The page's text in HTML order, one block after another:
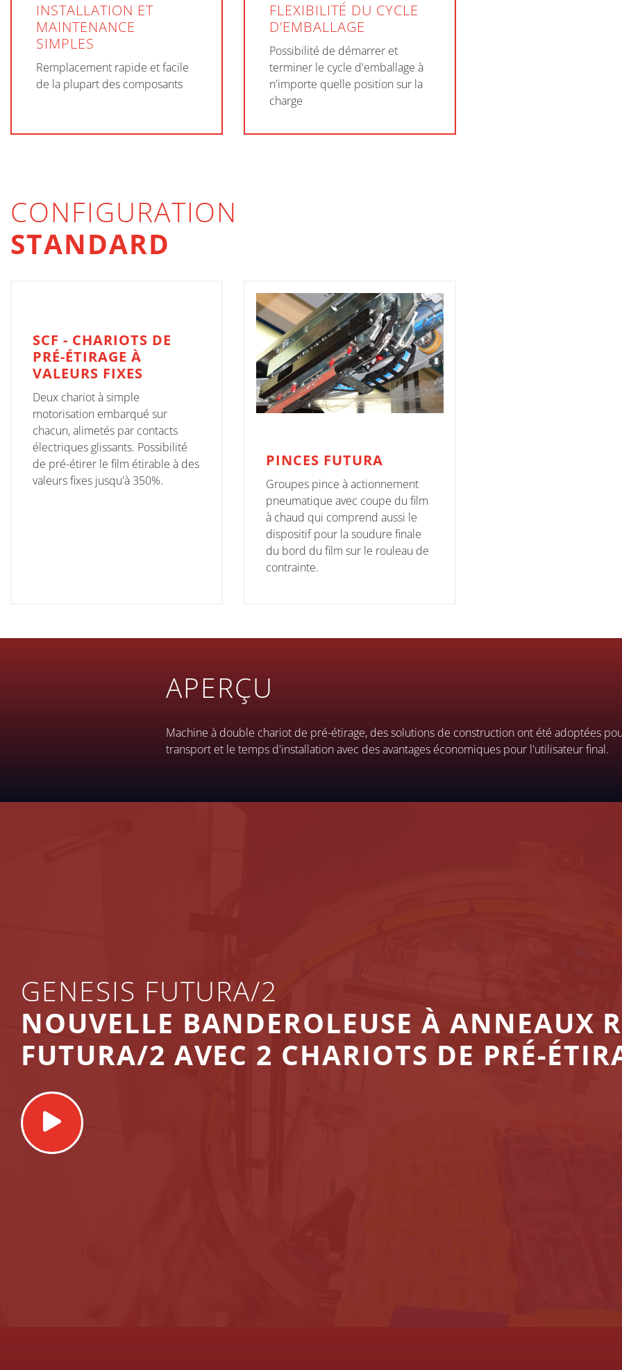
INSTALLATION ET
MAINTENANCE
SIMPLES
Remplacement rapide et facile
de la plupart des composants
FLEXIBILITÉ DU CYCLE
D’EMBALLAGE
Possibilité de démarrer et
terminer le cycle d'emballage à
n'importe quelle position sur la
charge
CONFIGURATION
STANDARD
SCF - CHARIOTS DE
PRÉ-ÉTIRAGE À
VALEURS FIXES
Deux chariot à simple
motorisation embarqué sur
chacun, alimetés par contacts
électriques glissants. Possibilité
de pré-étirer le film étirable à des
valeurs fixes jusqu'à 350%.
PINCES FUTURA
Groupes pince à actionnement
pneumatique avec coupe du film
à chaud qui comprend aussi le
dispositif pour la soudure finale
du bord du film sur le rouleau de
contrainte.
APERÇU
Machine à double chariot de pré-étirage, des solutions de construction ont été adoptées
transport et le temps d'installation avec des avantages économiques pour l'utilisateur final.
GENESIS FUTURA/2
NOUVELLE BANDEROLEUSE À ANNEAUX
FUTURA/2 AVEC 2 CHARIOTS DE PRÉ-
Play